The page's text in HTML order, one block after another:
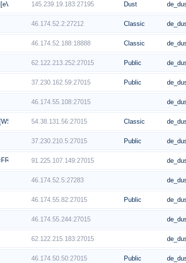
sVIP][Skiny]@FragArena.pl
145.239.19.183:27195 Dust
46.174.52.2:27212 Classic
46.174.52.188:18888 Classic
62.122.213.252:27015 Public
37.230.162.59:27015 Public
46.174.55.108:27015
VIP][LOSOWANIE
54.38.131.56:27015 Classic
37.230.210.5:27015 Public
VIP=* 凸(-_-)凸
91.225.107.149:27015
46.174.52.5:27283
46.174.55.82:27015 Public
46.174.55.244:27015
62.122.215.183:27015
46.174.50.50:27015 Public